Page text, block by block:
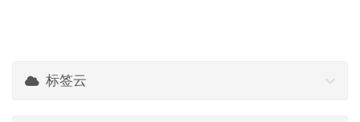
标签云